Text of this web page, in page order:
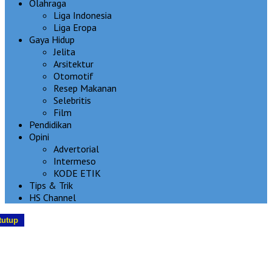
Olahraga
Liga Indonesia
Liga Eropa
Gaya Hidup
Jelita
Arsitektur
Otomotif
Resep Makanan
Selebritis
Film
Pendidikan
Opini
Advertorial
Intermeso
KODE ETIK
Tips & Trik
HS Channel